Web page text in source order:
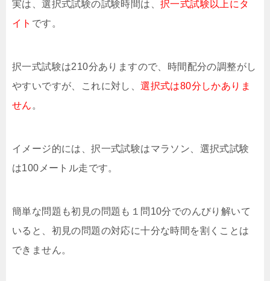
実は、選択式試験の試験時間は、 択一式試験以上にタ
イト です。
択一式試験は210分ありますので、時間配分の調整がし
やすいですが、これに対し、選択式は80分しかありま
せん 。
イメージ的には、択一式試験はマラソン、選択式試験
は100メートル走です。
簡単な問題も初見の問題も１問10分でのんびり解いて
いると、初見の問題の対応に十分な時間を割くことは
できません。